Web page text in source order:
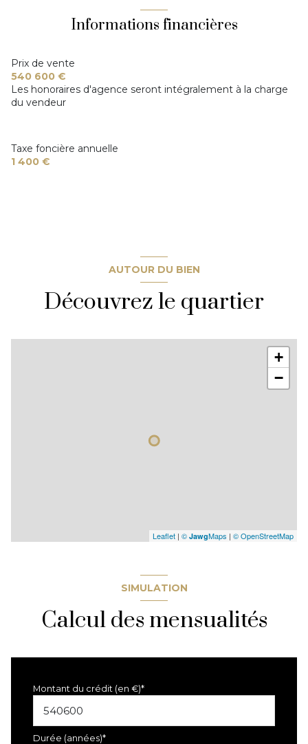
Informations financières
Prix de vente
540 600 €
Les honoraires d'agence seront intégralement à la charge
du vendeur
Taxe foncière annuelle
1 400 €
AUTOUR DU BIEN
Découvrez le quartier
+
−
Leaflet | © JawgMaps | © OpenStreetMap
SIMULATION
Calcul des mensualités
Montant du crédit (en €)*
Durée (années)*